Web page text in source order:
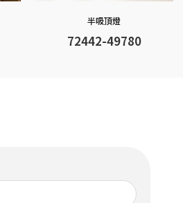
半吸頂燈
72442-49780